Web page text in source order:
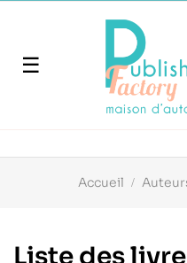
Basculer
navigation
☰
Accueil
Liste des